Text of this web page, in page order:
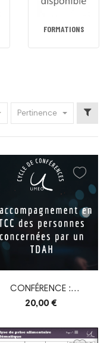
FORMATIONS
Pertinence
CONFÉRENCE :
EN
20,00 €